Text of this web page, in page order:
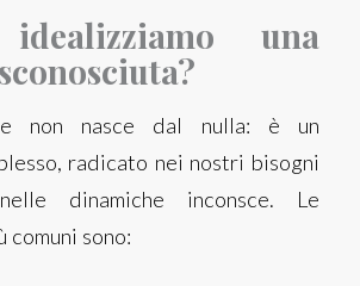
una
non nasce dal nulla: è un
radicato nei nostri bisogni
dinamiche inconsce. Le
comuni sono: